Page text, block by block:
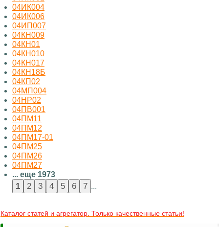
04ИК004
04ИК006
04ИП007
04КН009
04КН01
04КН010
04КН017
04КН18Б
04КП02
04МП004
04НР02
04ПВ001
04ПМ11
04ПМ12
04ПМ17-01
04ПМ25
04ПМ26
04ПМ27
... еще 1973
...
Каталог статей и агрегатор. Только качественные статьи!